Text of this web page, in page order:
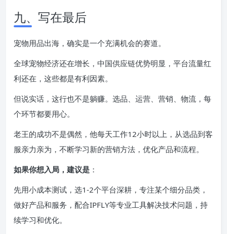
九、写在最后
宠物用品出海，确实是一个充满机会的赛道。
全球宠物经济还在增长，中国供应链优势明显，平台流量红
利还在，这些都是有利因素。
但说实话，这行也不是躺赚。选品、运营、营销、物流，每
个环节都要用心。
老王的成功不是偶然，他每天工作12小时以上，从选品到客
服亲力亲为，不断学习新的营销方法，优化产品和流程。
如果你想入局，建议是 ：
先用小成本测试，选1-2个平台深耕，专注某个细分品类，
做好产品和服务，配合IPFLY等专业工具解决技术问题，持
续学习和优化。